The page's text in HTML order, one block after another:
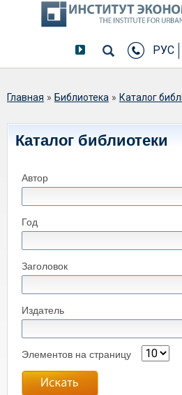
РУС
Вы здесь
Главная » Библиотека » Каталог
Каталог библиотеки
Автор
Год
Заголовок
Издатель
Элементов на страницу